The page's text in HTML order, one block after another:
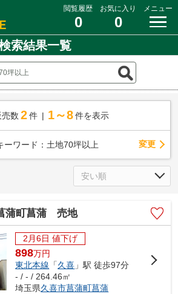
閲覧履歴
0
お気に入り
0
メニュー
索結果一覧
売数 2 件 1～8 件を表示
ーワード：土地70坪以上 変更
蒲町菖蒲 売地
2月6日 値下げ
898万円
東北本線 「久喜 」駅 徒歩97分
- / - / 264.46㎡
埼玉県久喜市菖蒲町菖蒲